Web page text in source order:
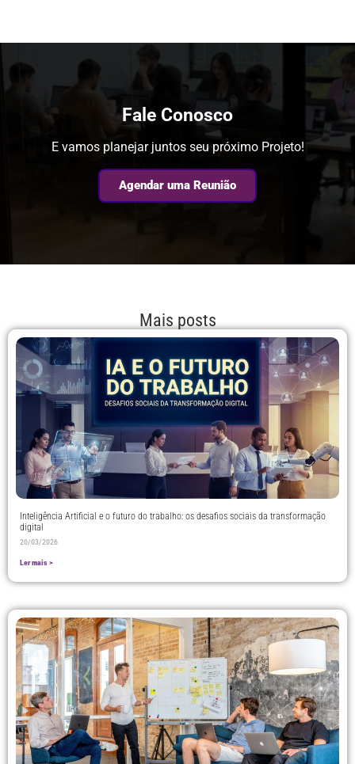
Fale Conosco
E vamos planejar juntos seu próximo Projeto!
Agendar uma Reunião
Mais posts
Inteligência Artificial e o futuro do trabalho: os desafios sociais da transformação
digital
20/03/2026
Ler mais >